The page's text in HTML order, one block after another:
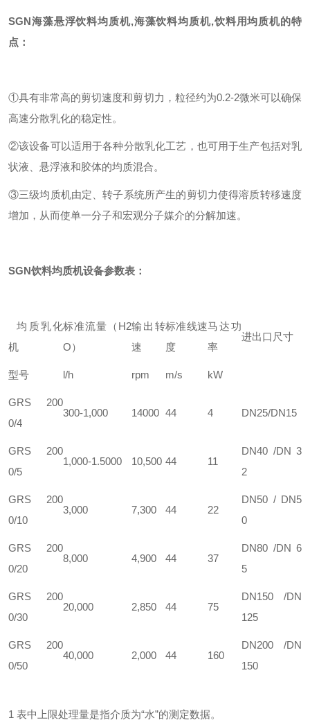
SGN海藻悬浮饮料均质机,海藻饮料均质机,饮料用均质机的特
点：
①具有非常高的剪切速度和剪切力，粒径约为0.2-2微米可以确保
高速分散乳化的稳定性。
②该设备可以适用于各种分散乳化工艺，也可用于生产包括对乳
状液、悬浮液和胶体的均质混合。
③三级均质机由定、转子系统所产生的剪切力使得溶质转移速度
增加，从而使单一分子和宏观分子媒介的分解加速。
SGN饮料均质机设备参数表：
均质乳化
机
标准流量（H2
O）
输出转
速
标准线速
度
马达功
率
进出口尺寸
型号 l/h rpm m/s kW
GRS 200
0/4
300-1,000 14000 44 4 DN25/DN15
GRS 200
0/5
1,000-1.5000 10,500 44 11
DN40 /DN 3
2
GRS 200
0/10
3,000 7,300 44 22
DN50 / DN5
0
GRS 200
0/20
8,000 4,900 44 37
DN80 /DN 6
5
GRS 200
0/30
20,000 2,850 44 75
DN150 /DN
125
GRS 200
0/50
40,000 2,000 44 160
DN200 /DN
150
1 表中上限处理量是指介质为“水”的测定数据。